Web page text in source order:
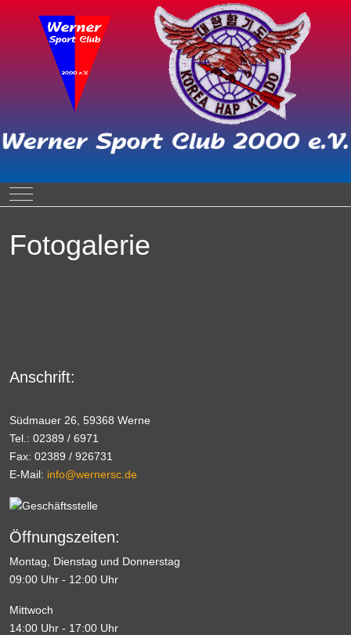
Mobile Menu Toggle
Fotogalerie
Anschrift:
Südmauer 26, 59368 Werne
Tel.: 02389 / 6971
Fax: 02389 / 926731
E-Mail: info@wernersc.de
Öffnungszeiten:
Montag, Dienstag und Donnerstag
09:00 Uhr - 12:00 Uhr
Mittwoch
14:00 Uhr - 17:00 Uhr